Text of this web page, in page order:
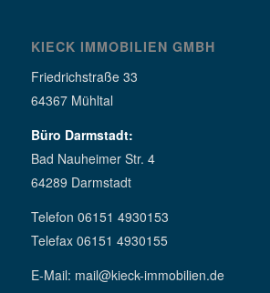
KIECK IMMOBILIEN GMBH
Friedrichstraße 33
64367 Mühltal
Büro Darmstadt:
Bad Nauheimer Str. 4
64289 Darmstadt
Telefon 06151 4930153
Telefax 06151 4930155
E-Mail: mail@kieck-immobilien.de